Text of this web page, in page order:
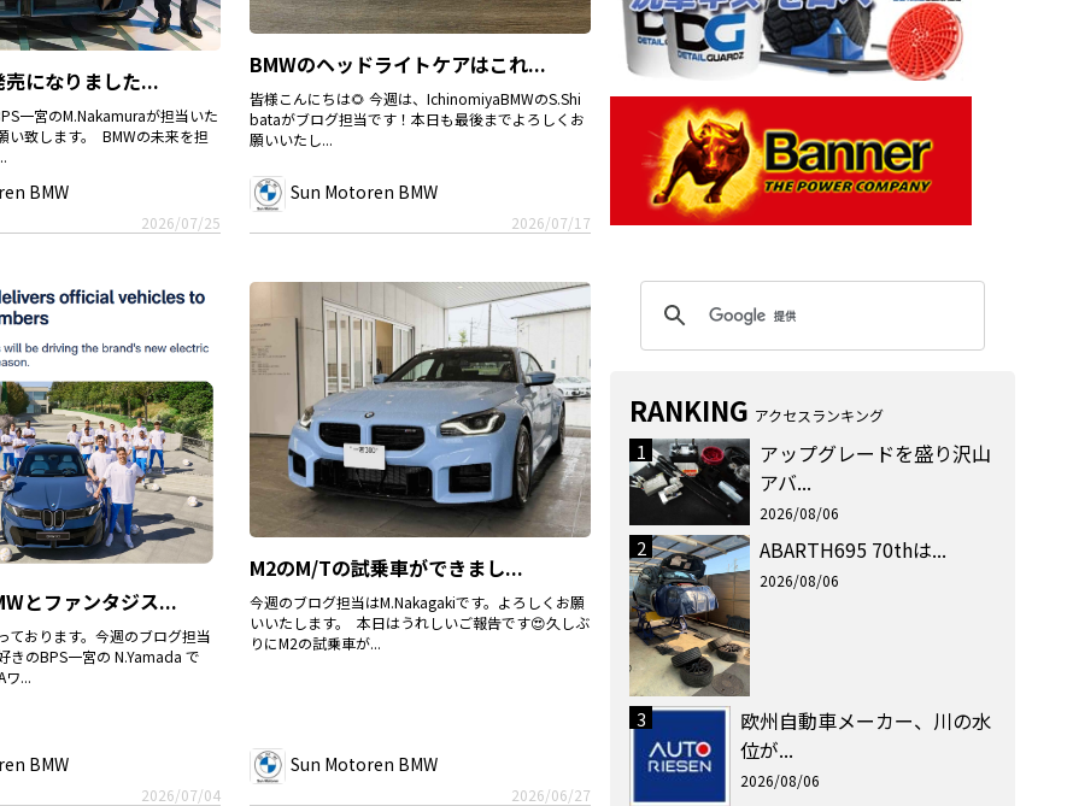
になりました...
一宮のM.Nakamuraが担当いた
い致します。 BMWの未来を担
BMW
2026/07/25
BMWのヘッドライトケアはこれ...
皆様こんにちは🌻 今週は、IchinomiyaBMWのS.Shi
bataがブログ担当です！本日も最後までよろしくお
願いいたし...
Sun Motoren BMW
2026/07/17
とファンタジス...
ております。今週のブログ担当
きのBPS一宮の N.Yamada で
ワ...
BMW
2026/07/04
M2のM/Tの試乗車ができまし...
今週のブログ担当はM.Nakagakiです。よろしくお願
いいたします。 本日はうれしいご報告です😍久しぶ
りにM2の試乗車が...
Sun Motoren BMW
2026/06/27
RANKING アクセスランキング
1
アップグレードを盛り沢山
アバ...
2026/08/06
2 ABARTH695 70thは...
2026/08/06
3
欧州自動車メーカー、川の水
位が...
2026/08/06